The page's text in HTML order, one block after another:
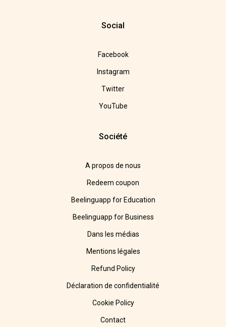
Social
Facebook
Instagram
Twitter
YouTube
Société
A propos de nous
Redeem coupon
Beelinguapp for Education
Beelinguapp for Business
Dans les médias
Mentions légales
Refund Policy
Déclaration de confidentialité
Cookie Policy
Contact